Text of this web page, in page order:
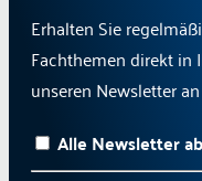
Erhalten Sie
Fachthemen direkt in
unseren Newsletter
Alle Newsletter